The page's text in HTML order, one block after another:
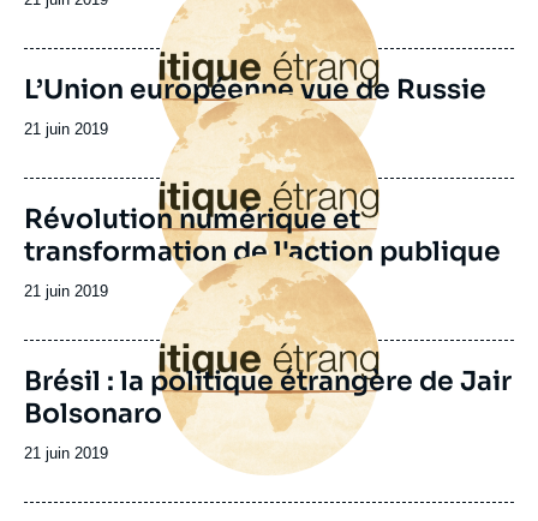
publication
L’Union européenne vue de Russie
Date
publication
21 juin 2019
Image
principale
Révolution numérique et
transformation de l'action publique
Date
publication
21 juin 2019
Image
principale
Brésil : la politique étrangère de Jair
Bolsonaro
Date
publication
21 juin 2019